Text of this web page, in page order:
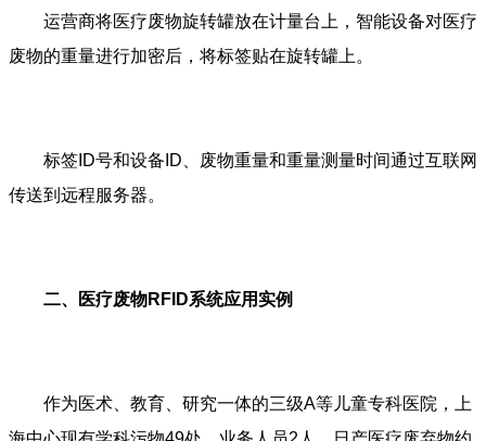
运营商将医疗废物旋转罐放在计量台上，智能设备对医疗
废物的重量进行加密后，将标签贴在旋转罐上。
标签ID号和设备ID、废物重量和重量测量时间通过互联网
传送到远程服务器。
二、医疗废物RFID系统应用实例
作为医术、教育、研究一体的三级A等儿童专科医院，上